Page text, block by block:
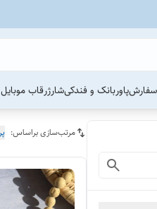
سفارشپاوربانک و فندکیشارژرقاب
مرتب‌سازی براساس: